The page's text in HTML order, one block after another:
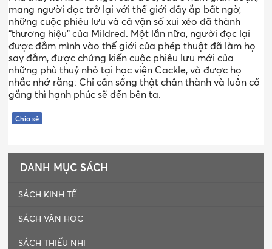
mang người đọc trở lại với thế giới đầy ắp bất ngờ,
những cuộc phiêu lưu và cả vận số xui xẻo đã thành
“thương hiệu” của Mildred. Một lần nữa, người đọc lại
được đắm mình vào thế giới của phép thuật đã làm họ
say đắm, được chứng kiến cuộc phiêu lưu mới của
những phù thuỷ nhỏ tại học viện Cackle, và được họ
nhắc nhớ rằng: Chỉ cần sống thật chân thành và luôn cố
gắng thì hạnh phúc sẽ đến bên ta.
Chia sẻ
DANH MỤC SÁCH
SÁCH KINH TẾ
SÁCH VĂN HỌC
SÁCH THIẾU NHI